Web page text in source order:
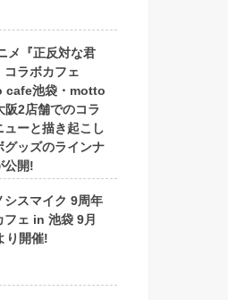
メ『正反対な君
コラボカフェ
cafe池袋・motto
阪2店舗でのコラ
ューと描き起こし
グッズのラインナ
公開!
シスマイク 9周年
フェ in 池袋 9月
り開催!